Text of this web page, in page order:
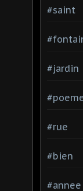
#saint
#jardin
#rue
#bien
#annee